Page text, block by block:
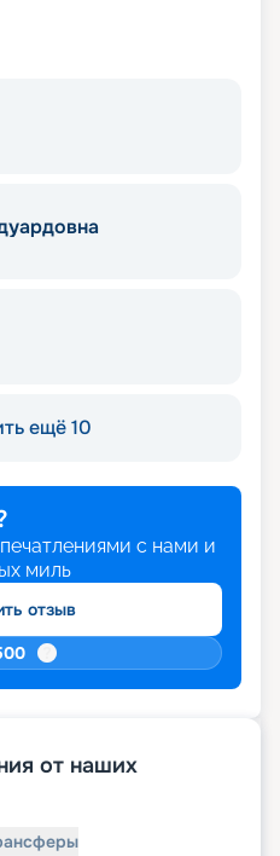
ещё 10
с нами и
миль
отзыв
от наших